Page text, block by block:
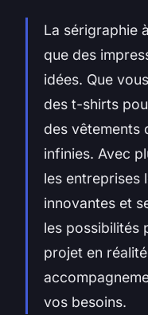
La sérigraphie
que des
idées. Que
des t-shirts
des vêtements
infinies. Avec
les entreprises
innovantes et
les possibilités
projet en
vos besoins.